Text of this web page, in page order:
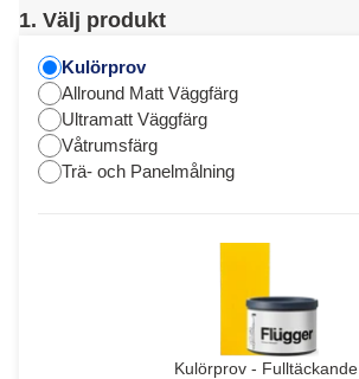
1. Välj produkt
Kulörprov
Allround Matt Väggfärg
Ultramatt Väggfärg
Våtrumsfärg
Trä- och Panelmålning
Kulörprov - Fulltäckande